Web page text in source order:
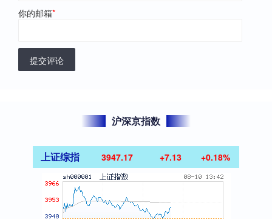
你的邮箱*
提交评论
沪深京指数
上证综指 3947.17 +7.13 +0.18%